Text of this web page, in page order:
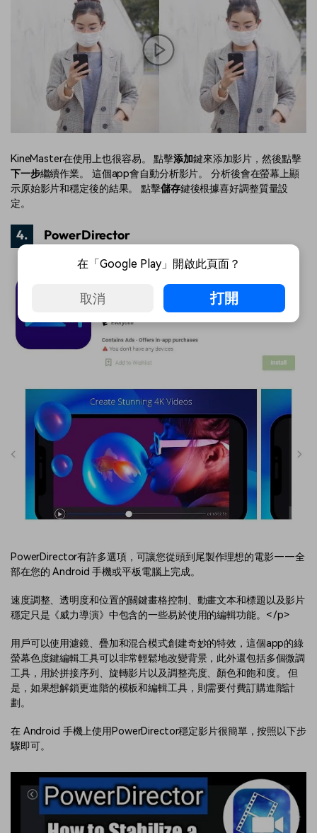
KineMaster在使用上也很容易。 點擊添加鍵來添加影片，然後點擊
下一步繼續作業。 這個app會自動分析影片。 分析後會在螢幕上顯
示原始影片和穩定後的結果。 點擊儲存鍵後根據喜好調整質量設
定。
4. PowerDirector
PowerDirector有許多選項，可讓您從頭到尾製作理想的電影——全
部在您的 Android 手機或平板電腦上完成。
速度調整、透明度和位置的關鍵畫格控制、動畫文本和標題以及影片
穩定只是《威力導演》中包含的一些易於使用的編輯功能。< /p>
用戶可以使用濾鏡、疊加和混合模式創建奇妙的特效，這個app的綠
螢幕色度鍵編輯工具可以非常輕鬆地改變背景，此外還包括多個微調
工具，用於拼接序列、旋轉影片以及調整亮度、顏色和飽和度。 但
是，如果想解鎖更進階的模板和編輯工具，則需要付費訂購進階計
劃。
在 Android 手機上使用PowerDirector穩定影片很簡單，按照以下步
驟即可。
在「Google Play」開啟此頁面？
取消 打開